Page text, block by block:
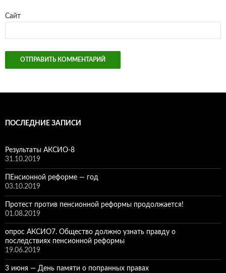
Сайт
ПОСЛЕДНИЕ ЗАПИСИ
Результаты АКСИО-8
31.10.2019
ПЕнсионной реформе — год
03.10.2019
Протест против пенсионной реформы продолжается!
01.08.2019
опрос АКСИО7. Общество должно узнать правду о
последствиях пенсионной реформы
19.06.2019
3 июня — День памяти о попранных правах